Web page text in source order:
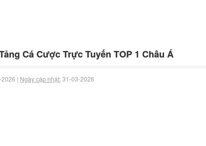
Cá Cược Trực Tuyến TOP 1 Châu Á
| Ngày cập nhật:31-03-2026